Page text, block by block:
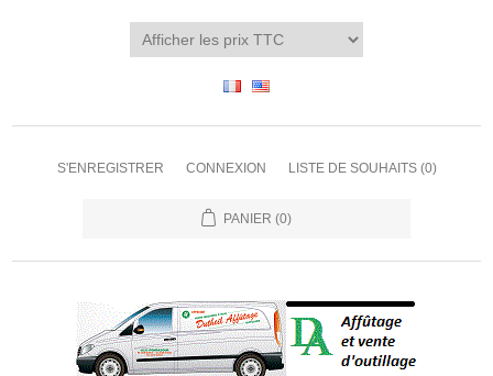
S'ENREGISTRER CONNEXION LISTE DE SOUHAITS (0)
PANIER (0)